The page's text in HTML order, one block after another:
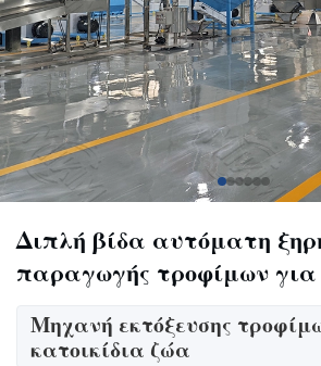
Διπλή βίδα αυτόματη
παραγωγής τροφίμων για
Μηχανή εκτόξευσης
κατοικίδια ζώα